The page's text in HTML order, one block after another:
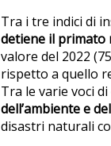
Tra i tre indici di
detiene il primato
valore del 2022
rispetto a quello
Tra le varie voci di
dell’ambiente e
disastri naturali